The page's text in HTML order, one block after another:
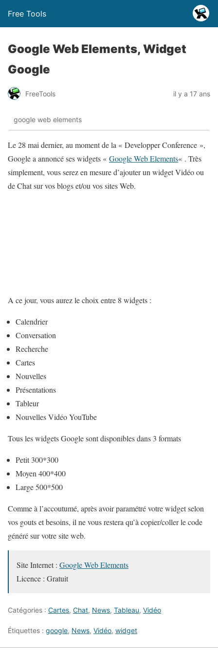
Free Tools
Google Web Elements, Widget
Google
FreeTools il y a 17 ans
google web elements
Le 28 mai dernier, au moment de la « Developper Conference »,
Google a annoncé ses widgets « Google Web Elements« . Très
simplement, vous serez en mesure d’ajouter un widget Vidéo ou
de Chat sur vos blogs et/ou vos sites Web.
A ce jour, vous aurez le choix entre 8 widgets :
Calendrier
Conversation
Recherche
Cartes
Nouvelles
Présentations
Tableur
Nouvelles Vidéo YouTube
Tous les widgets Google sont disponibles dans 3 formats
Petit 300*300
Moyen 400*400
Large 500*500
Comme à l’accoutumé, après avoir paramétré votre widget selon
vos gouts et besoins, il ne vous restera qu’à copier/coller le code
généré sur votre site web.
Site Internet : Google Web Elements
Licence : Gratuit
Catégories : Cartes, Chat, News, Tableau, Vidéo
Étiquettes : google, News, Vidéo, widget